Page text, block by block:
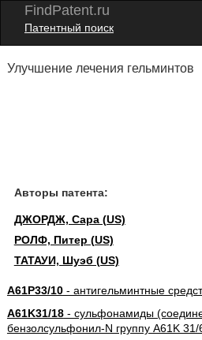
FindPatent.ru
Патентный поиск
Улучшение лечения гельминтов
Авторы патента:
ДЖОРДЖ, Сара (US)
РОЛФ, Питер (US)
ТАТАУИ, Шуэб (US)
A61P33/10- антигельминтные
A61K31/18- сульфонамиды
бензолсульфонил-N группу A61K 31/